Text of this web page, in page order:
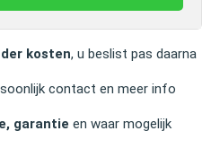
kosten, u beslist pas daarna
contact en meer info
garantie en waar mogelijk